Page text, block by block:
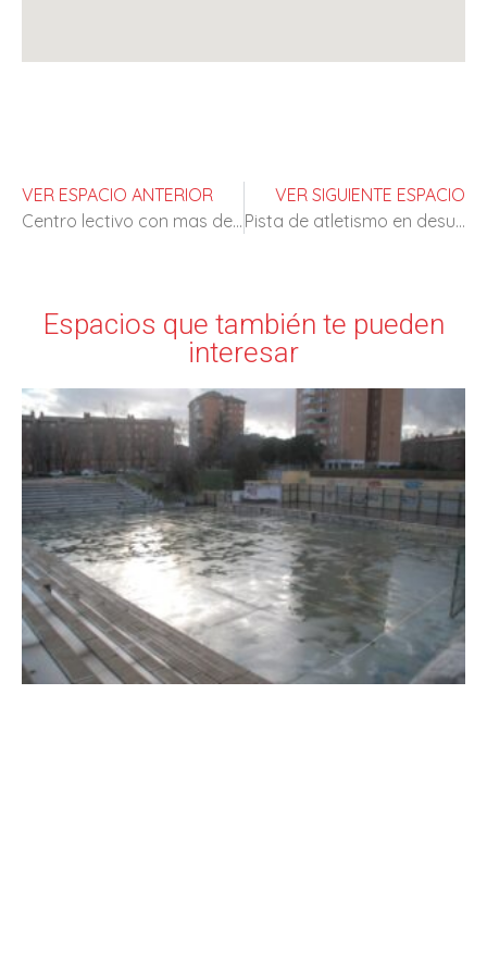
VER ESPACIO ANTERIOR
Centro lectivo con mas de 100 años de antigüedad
VER SIGUIENTE ESPACIO
Pista de atletismo en desuso
Espacios que también te pueden
interesar